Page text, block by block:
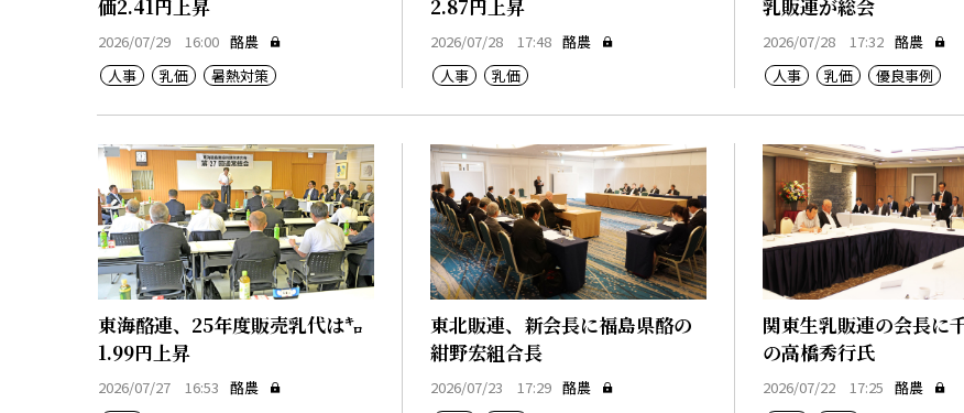
価2.41円上昇
2026/07/29 16:00 酪農
人事
乳価 暑熱対策
2.87円上昇
2026/07/28 17:48 酪農
人事
乳価
乳販連が総会
2026/07/28 17:32 酪農
人事
乳価 優良事例
東海酪連、25年度販売乳代は㌔
1.99円上昇
2026/07/27 16:53 酪農
東北販連、新会長に福島県酪の
紺野宏組合長
2026/07/23 17:29 酪農
関東生乳販連の会長に
の高橋秀行氏
2026/07/22 17:25 酪農